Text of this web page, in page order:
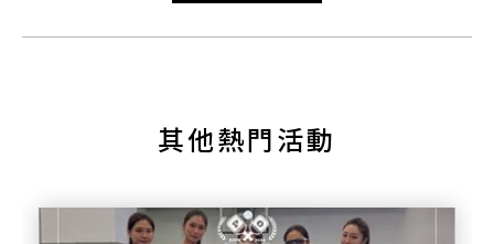
其他熱門活動